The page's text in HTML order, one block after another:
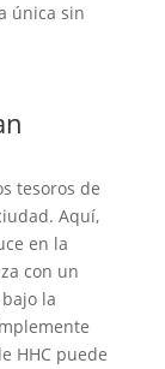
única sin
tesoros de
Aquí,
en la
con un
la
HHC puede